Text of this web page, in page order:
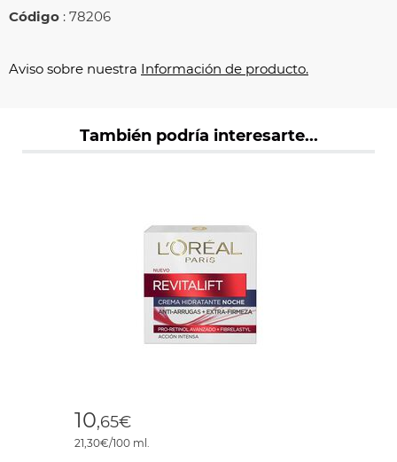
Código : 78206
Aviso sobre nuestra Información de producto.
También podría interesarte...
10,65€
21,30€/100 ml.